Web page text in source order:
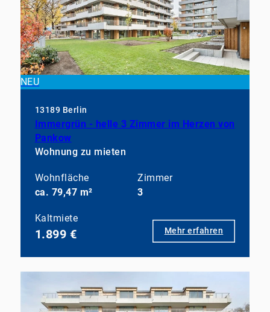
NEU
13189 Berlin
Immergrün - helle 3 Zimmer im Herzen von
Pankow
Wohnung zu mieten
Wohnfläche
ca. 79,47 m²
Zimmer
3
Kaltmiete
1.899 € Mehr erfahren